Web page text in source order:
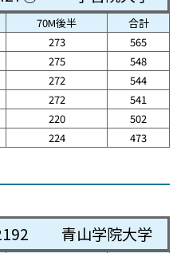
70M後半
合計
273
565
275
548
272
544
272
541
220
502
224 473
青山学院大学